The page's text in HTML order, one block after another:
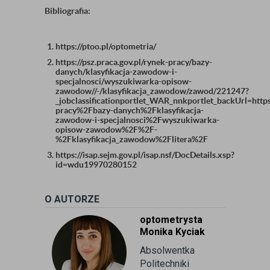
Bibliografia:
https://ptoo.pl/optometria/
https://psz.praca.gov.pl/rynek-pracy/bazy-
danych/klasyfikacja-zawodow-i-
specjalnosci/wyszukiwarka-opisow-
zawodow//-/klasyfikacja_zawodow/zawod/221247?
pracy%2Fbazy-danych%2Fklasyfikacja-
zawodow-i-specjalnosci%2Fwyszukiwarka-
opisow-zawodow%2F%2F-
%2Fklasyfikacja_zawodow%2Flitera%2F
https://isap.sejm.gov.pl/isap.nsf/DocDetails.xsp?
id=wdu19970280152
O AUTORZE
optometrysta
Monika Kyciak
Absolwentka
Politechniki